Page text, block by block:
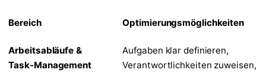
Bereich Optimierungsmöglichkeiten
Arbeitsabläufe &
Task-Management
Aufgaben klar definieren,
Verantwortlichkeiten zuweisen,